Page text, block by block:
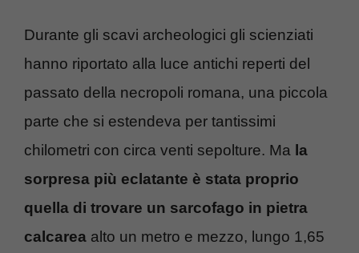
Durante gli scavi archeologici gli scienziati
hanno riportato alla luce antichi reperti del
passato della necropoli romana, una piccola
parte che si estendeva per tantissimi
chilometri con circa venti sepolture. Ma la
sorpresa più eclatante è stata proprio
quella di trovare un sarcofago in pietra
calcarea alto un metro e mezzo, lungo 1,65